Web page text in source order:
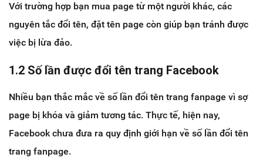
Với trường hợp bạn mua page từ một người khác, các
nguyên tắc đổi tên, đặt tên page còn giúp bạn tránh được
việc bị lừa đảo.
1.2 Số lần được đổi tên trang Facebook
Nhiều bạn thắc mắc về số lần đổi tên trang fanpage vì sợ
page bị khóa và giảm tương tác. Thực tế, hiện nay,
Facebook chưa đưa ra quy định giới hạn về số lần đổi tên
trang fanpage.